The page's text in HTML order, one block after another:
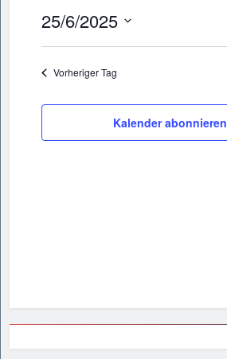
25,
25/6/2025
Vorheriger Tag
Kalender abonnieren